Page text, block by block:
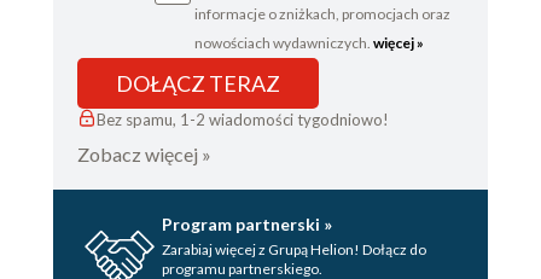
informacje o zniżkach, promocjach oraz
nowościach wydawniczych. więcej »
DOŁĄCZ TERAZ
Bez spamu, 1-2 wiadomości tygodniowo!
Zobacz więcej »
Program partnerski »
Zarabiaj więcej z Grupą Helion! Dołącz do
programu partnerskiego.